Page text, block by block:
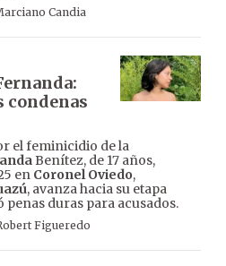
Candia
condenas
el feminicidio de la
Benítez, de 17 años,
en Coronel Oviedo,
, avanza hacia su etapa
penas duras para acusados.
Figueredo